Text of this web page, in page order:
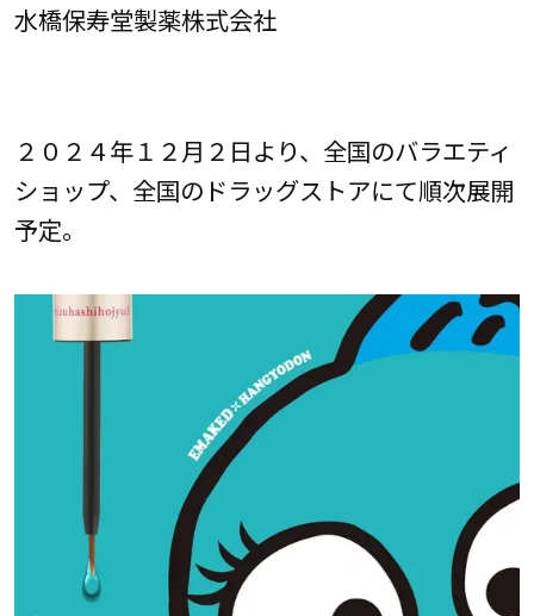
水橋保寿堂製薬株式会社
２０２４年１２月２日より、全国のバラエティ
ショップ、全国のドラッグストアにて順次展開
予定。